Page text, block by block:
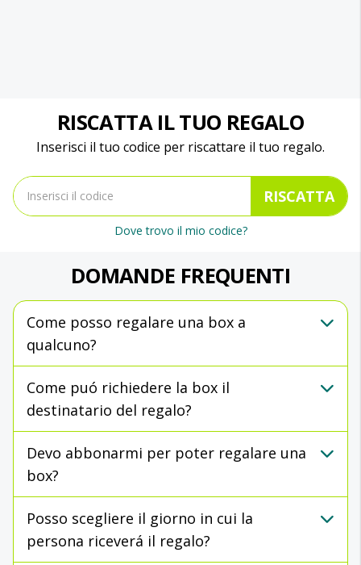
RISCATTA IL TUO REGALO
Inserisci il tuo codice per riscattare il tuo regalo.
RISCATTA
Dove trovo il mio codice?
DOMANDE FREQUENTI
Come posso regalare una box a
qualcuno?
Come puó richiedere la box il
destinatario del regalo?
Devo abbonarmi per poter regalare una
box?
Posso scegliere il giorno in cui la
persona riceverá il regalo?